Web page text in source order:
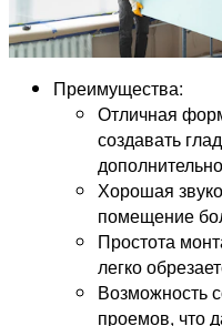
Преимущества:
Отличная
создавать
Хорошая
помещение
Простота
легко
Возможность
проемов, что